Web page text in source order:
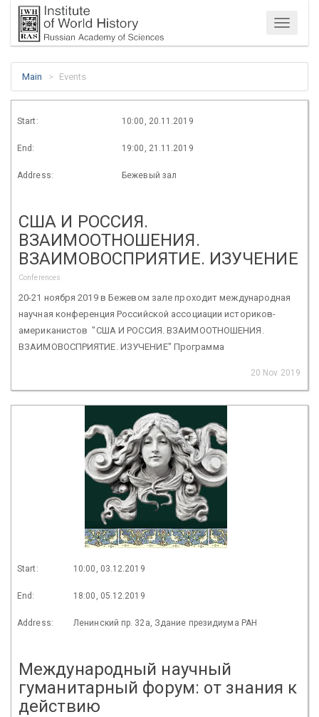
Menu
Main Events
Start: 10:00, 20.11.2019
End: 19:00, 21.11.2019
Address: Бежевый зал
США И РОССИЯ.
ВЗАИМООТНОШЕНИЯ.
ВЗАИМОВОСПРИЯТИЕ. ИЗУЧЕНИЕ
Conferences
20-21 ноября 2019 в Бежевом зале проходит международная
научная конференция Российской ассоциации историков-
американистов "США И РОССИЯ. ВЗАИМООТНОШЕНИЯ.
ВЗАИМОВОСПРИЯТИЕ. ИЗУЧЕНИЕ" Программа
20 Nov 2019
Start: 10:00, 03.12.2019
End: 18:00, 05.12.2019
Address: Ленинский пр. 32а, Здание президиума РАН
Международный научный
гуманитарный форум: от знания к
действию